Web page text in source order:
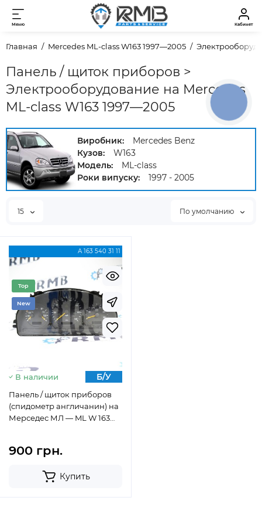
Меню Кабинет
Главная Mercedes ML-class W163 1997—2005
Панель / щиток приборов >
Электрооборудование на Mercedes
ML-class W163 1997—2005
Виробник:
Mercedes Benz
Кузов:
W163
Модель:
ML-class
Роки випуску:
1997 - 2005
15 По умолчанию
А 163 540 31 11
Top
New
В наличии Б/У
Панель / щиток приборов
(спидометр англичанин) на
Мерседес МЛ — ML W 163
900 грн.
Купить